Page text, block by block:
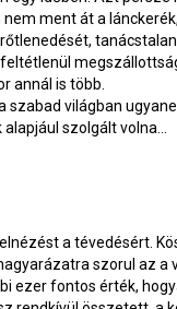
ment át a
annál is több.
világban
szolgált volna…
a tévedésért.
szorul az a
ezer fontos érték,